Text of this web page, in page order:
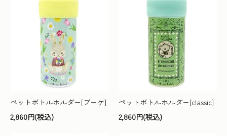
ペットボトルホルダー[ブーケ]
2,860円(税込)
ペットボトルホルダー[classic]
2,860円(税込)